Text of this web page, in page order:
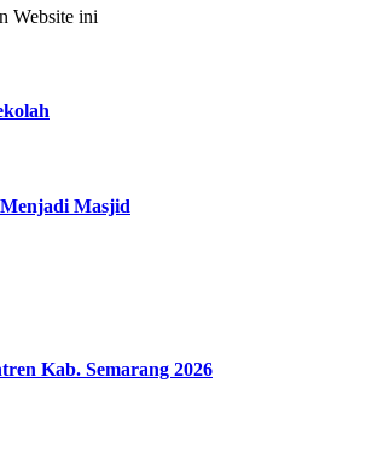
Website ini
Masjid
Kab. Semarang 2026